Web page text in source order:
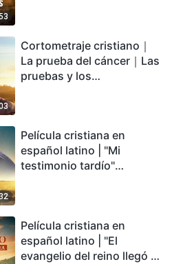
encontrarás refugio?
Cortometraje cristiano｜
La prueba del cáncer｜Las
pruebas y los
Película cristiana en
español latino | "Mi
testimonio tardío"
conmovedor
Película cristiana en
español latino | "El
evangelio del reino llegó a